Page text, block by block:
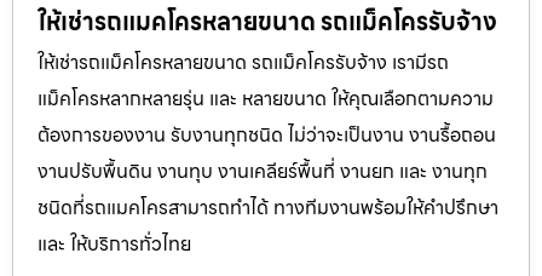
ให้เช่ารถแมคโครหลายขนาด รถแม็คโครรับจ้าง
ให้เช่ารถแม็คโครหลายขนาด รถแม็คโครรับจ้าง เรามีรถ
แม็คโครหลากหลายรุ่น และ หลายขนาด ให้คุณเลือกตามความ
ต้องการของงาน รับงานทุกชนิด ไม่ว่าจะเป็นงาน งานรื้อถอน
งานปรับพื้นดิน งานทุบ งานเคลียร์พื้นที่ งานยก และ งานทุก
ชนิดที่รถแมคโครสามารถทำได้ ทางทีมงานพร้อมให้คำปรึกษา
และ ให้บริการทั่วไทย